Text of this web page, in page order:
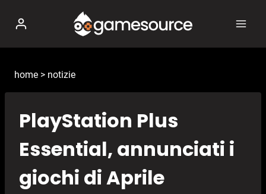
contenuto
home > notizie
PlayStation Plus
Essential, annunciati i
giochi di Aprile